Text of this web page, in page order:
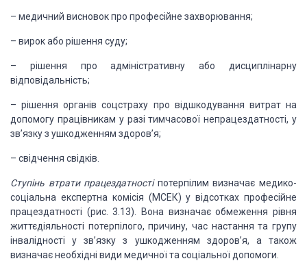
– медичний висновок про професійне захворювання;
– вирок або рішення суду;
– рішення про адміністративну або дисциплінарну
відповідальність;
– рішення органів соцстраху про відшкодування витрат на
допомогу працівникам у разі тимчасової непрацездатності, у
зв’язку з ушкодженням здоров’я;
– свідчення свідків.
Ступінь втрати працездатностіпотерпілим визначає медико-
соціальна експертна комісія (МСЕК) у відсотках професійне
працездатності (рис. 3.13). Вона визначає обмеження рівня
життєдіяльності потерпілого, причину, час настання та групу
інвалідності у зв’язку з ушкодженням здоров’я, а також
визначає необхідні види медичної та соціальної допомоги.